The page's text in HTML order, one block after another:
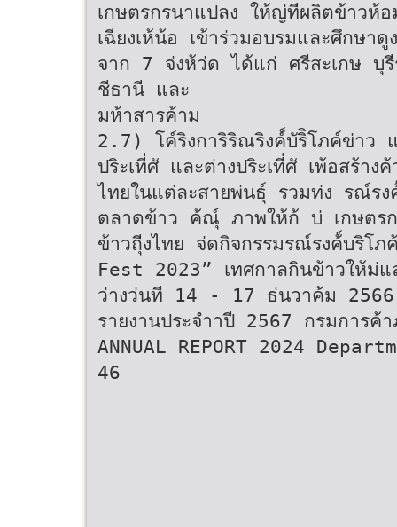
เกษตรกรนาแปลง ให้ญ่ทีผลิตข้าว
เฉียงเห้น้อ เข้าร่วมอบรมและศึก
จาก 7 จ่งห้ว่ด ได้แก่ ศรีสะเกษ บุ
ชีธานี และ
มห้าสารค้าม
2.7) โค์ริงการิริณริงค์์บัริิโภค์ข่าว
ปริะเที่ศั และต่างปริะเที่ศั เพ้อสร้า
ไทยในแต่ละสายพ่นธุ์ รวมท่ง รณ์รง
ตลาดข้าว ค้ณ์ุ ภาพให้ก้ บ่ เกษตร
ข้าวถีุงไทย จ่ดกิจกรรมรณ์รงค้์บริ
Fest 2023” เทศกาลกินข้าวให้ม่แ
ว่างว่นที 14 - 17 ธ่นวาค้ม 2566
รายงานประจําาปี 2567 กรมการค้า
ANNUAL REPORT 2024
46